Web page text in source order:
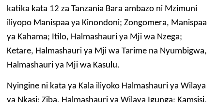
katika kata 12 za Tanzania Bara ambazo ni Mzimuni
iliyopo Manispaa ya Kinondoni; Zongomera, Manispaa
ya Kahama; Itilo, Halmashauri ya Mji wa Nzega;
Ketare, Halmashauri ya Mji wa Tarime na Nyumbigwa,
Halmashauri ya Mji wa Kasulu.
Nyingine ni kata ya Kala iliyoko Halmashauri ya Wilaya